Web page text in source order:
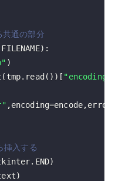
通の部分
FILENAME) :
)
(tmp. read ( ) ) [ "encoding"
,encoding=encode,
挿入する
. END)
)